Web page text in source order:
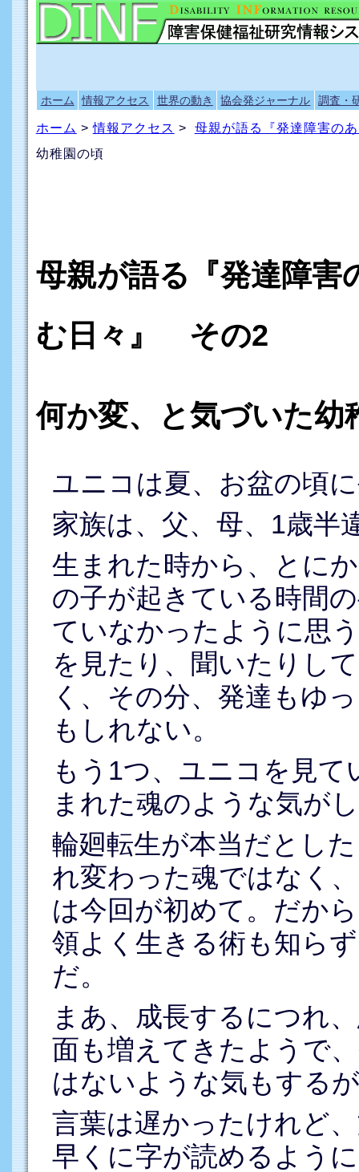
ホーム 情報アクセス 世界の動き 協会発ジャーナル 調査・
ホーム >情報アクセス > 母親が語る『発達障害の
幼稚園の頃
母親が語る『発達障害
む日々』 その2
何か変、と気づいた幼
ユニコは夏、お盆の頃
家族は、父、母、1歳半
生まれた時から、とに
の子が起きている時間
ていなかったように思
を見たり、聞いたりし
く、その分、発達もゆ
もしれない。
もう1つ、ユニコを見
まれた魂のような気が
輪廻転生が本当だとし
れ変わった魂ではなく
は今回が初めて。だか
領よく生きる術も知ら
だ。
まあ、成長するにつれ
面も増えてきたようで
はないような気もする
言葉は遅かったけれど
早くに字が読めるよう